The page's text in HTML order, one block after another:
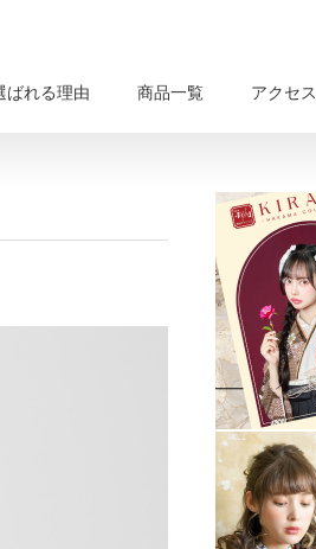
ばれる理由 商品一覧 アクセス